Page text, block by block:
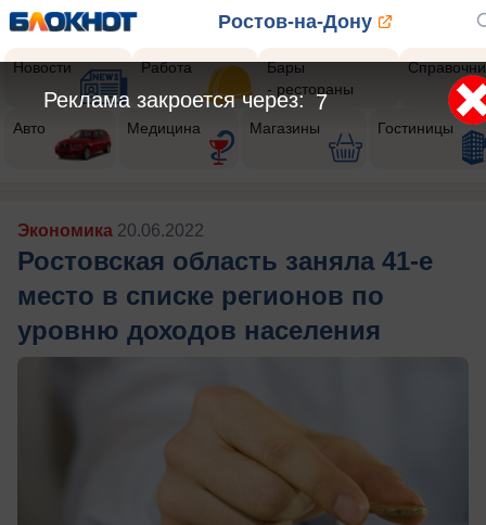
Ростов-на-Дону
Новости Работа
Бары
- рестораны
Авто Медицина Магазины Гостиницы
Экономика 20.06.2022
Ростовская область заняла 41-е
место в списке регионов по
уровню доходов населения
5
Реклама закроется через: